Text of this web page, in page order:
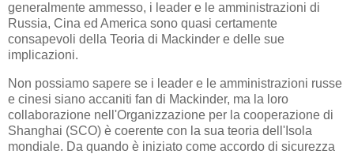
generalmente ammesso, i leader e le amministrazioni di
Russia, Cina ed America sono quasi certamente
consapevoli della Teoria di Mackinder e delle sue
implicazioni.
Non possiamo sapere se i leader e le amministrazioni russe
e cinesi siano accaniti fan di Mackinder, ma la loro
collaborazione nell'Organizzazione per la cooperazione di
Shanghai (SCO) è coerente con la sua teoria dell'Isola
mondiale. Da quando è iniziato come accordo di sicurezza